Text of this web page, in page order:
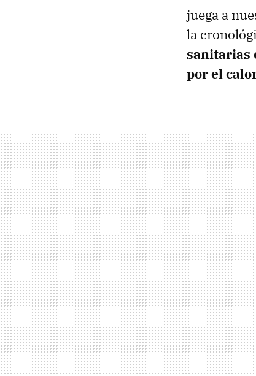
juega a
la
sanitarias
por el